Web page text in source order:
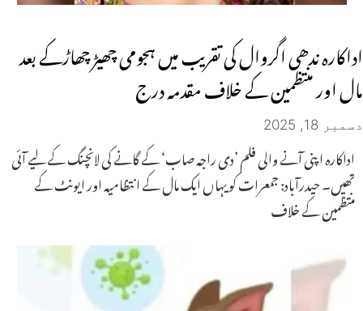
اداکارہ ندھی اگروال کی تقریب میں ہجومی چھیڑ چھاڑکے بعد
مال اور منتظمین کے خلاف مقدمہ درج
دسمبر 18, 2025
اداکارہ اپنی آنے والی فلم ’دی راجہ صاب‘ کے گانے کی لانچنگ کے لیے آئی
تھیں۔ حیدرآباد: جمعرات کو یہاں ایک مال کے انتظامیہ اور ایونٹ کے
منتظمین کے خلاف